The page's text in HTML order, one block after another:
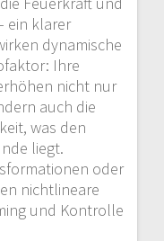
ein klarer
dynamische
Ihre
nicht nur
auch die
was den
liegt.
oder
nichtlineare
und Kontrolle